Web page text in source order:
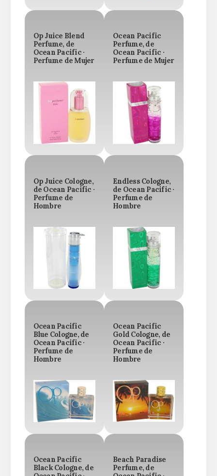
Op Juice Blend
Perfume, de
Ocean Pacific ·
Perfume de Mujer
Ocean Pacific
Perfume, de
Ocean Pacific ·
Perfume de Mujer
Op Juice Cologne,
de Ocean Pacific ·
Perfume de
Hombre
Endless Cologne,
de Ocean Pacific ·
Perfume de
Hombre
Ocean Pacific
Blue Cologne, de
Ocean Pacific ·
Perfume de
Hombre
Ocean Pacific
Gold Cologne, de
Ocean Pacific ·
Perfume de
Hombre
Ocean Pacific
Black Cologne, de
Beach Paradise
Perfume, de